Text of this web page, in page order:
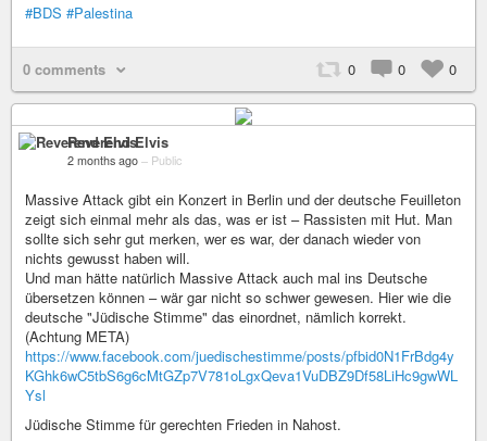
#BDS #Palestina
0 comments 0 0 0
Reverend Elvis
2 months ago – Public
Massive Attack gibt ein Konzert in Berlin und der deutsche Feuilleton
zeigt sich einmal mehr als das, was er ist – Rassisten mit Hut. Man
sollte sich sehr gut merken, wer es war, der danach wieder von
nichts gewusst haben will.
Und man hätte natürlich Massive Attack auch mal ins Deutsche
übersetzen können – wär gar nicht so schwer gewesen. Hier wie die
deutsche "Jüdische Stimme" das einordnet, nämlich korrekt.
(Achtung META)
https://www.facebook.com/juedischestimme/posts/pfbid0N1FrBdg4y
KGhk6wC5tbS6g6cMtGZp7V781oLgxQeva1VuDBZ9Df58LiHc9gwWL
Ysl
Jüdische Stimme für gerechten Frieden in Nahost.